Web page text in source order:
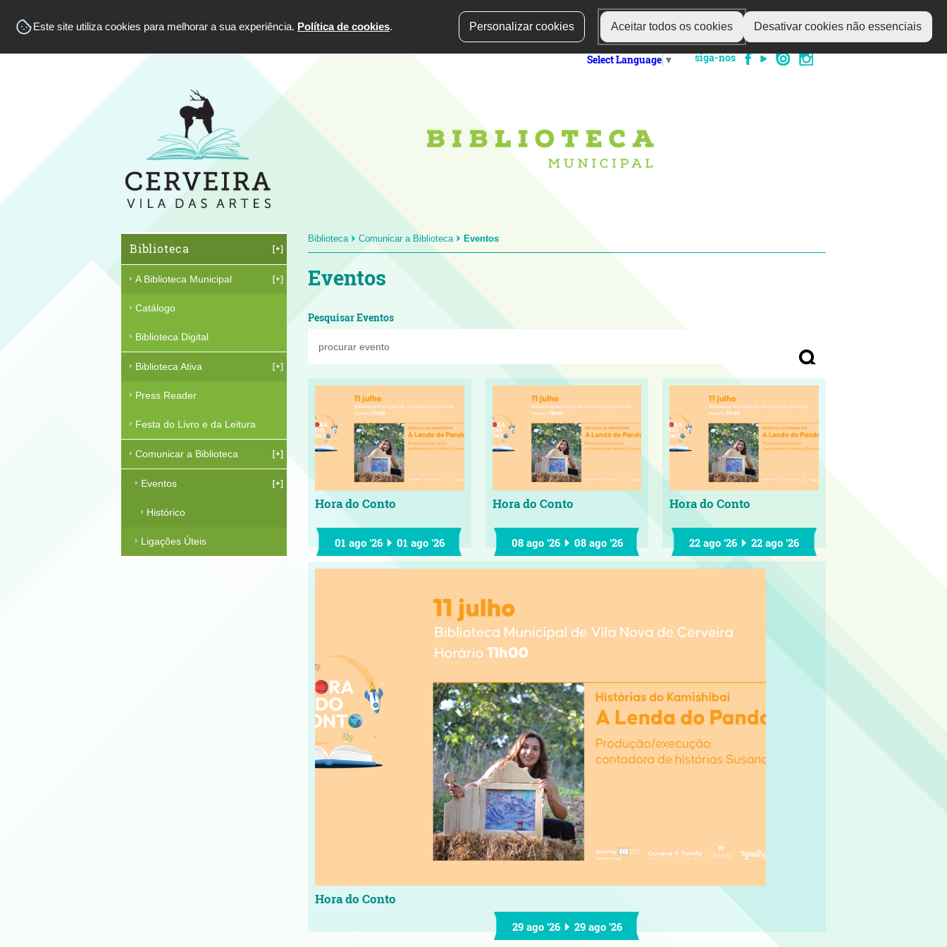
Este site utiliza cookies para melhorar a sua experiência. Política de cookies. Personalizar cookies Aceitar todos os cookies Desativar cookies não essenciais
Select Language ▼ siga-nos
Biblioteca
A Biblioteca Municipal
Catálogo
Biblioteca Digital
Biblioteca Ativa
Press Reader
Festa do Livro e da Leitura
Comunicar a Biblioteca
Eventos
Histórico
Ligações Úteis
Biblioteca Comunicar a Biblioteca Eventos
Eventos
Pesquisar Eventos
Hora do Conto
01 ago '26 01 ago '26
Hora do Conto
08 ago '26 08 ago '26
Hora do Conto
22 ago '26 22 ago '26
Hora do Conto
29 ago '26 29 ago '26